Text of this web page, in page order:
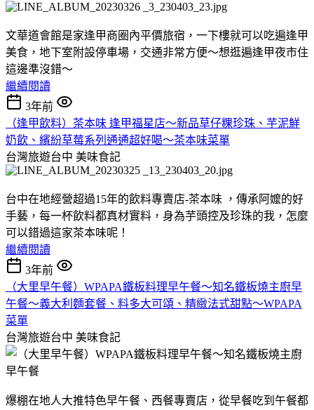
文華道會館是家逢甲商圈內平價旅宿，一下樓就可以吃遍逢甲
美食，地下室附設停車場，交通非常方便～想逛遍逢甲夜市住
這邊準沒錯～
繼續閱讀
3年前
（逢甲飲料）茶本味 逢甲福星店～新品草仔粿珍珠、芋泥鮮
奶飲、繽紛草莓系列通通超好喝～茶本味菜單
台灣旅遊台中 美味食記
台中在地經營超過15年的飲料專賣店-茶本味 ，傳承阿嬤的好
手藝，每一杯飲料都真材實料，身為芋頭控及珍珠的我，怎麼
可以錯過這家茶本味呢！
繼續閱讀
3年前
（大里早午餐）WPAPA鐵板料理早午餐～知名鐵板燒主廚早
午餐～義大利麵套餐、料多大可頌、精緻法式甜點～WPAPA
菜單
台灣旅遊台中 美味食記
爆棚在地人大推特色早午餐、西餐專賣店，從早餐吃到午餐都